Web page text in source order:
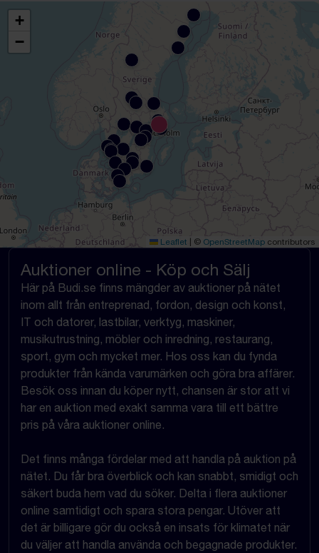
+
−
Leaflet © OpenStreetMap contributors
Auktioner online - Köp och Sälj
Här på Budi.se finns mängder av auktioner på nätet
inom allt från entreprenad, fordon, design och konst,
IT och datorer, lastbilar, verktyg, maskiner,
musikutrustning, möbler och inredning, restaurang,
sport, gym och mycket mer. Hos oss kan du fynda
produkter från kända varumärken och göra bra affärer.
Besök oss innan du köper nytt, chansen är stor att vi
har en auktion med exakt samma vara till ett bättre
pris på våra auktioner online.
Det finns många fördelar med att handla på auktion på
nätet. Du får bra överblick och kan snabbt, smidigt och
säkert buda hem vad du söker. Delta i flera auktioner
online samtidigt och spara stora pengar. Utöver att
det är billigare gör du också en insats för klimatet när
du väljer att handla använda och begagnade produkter.